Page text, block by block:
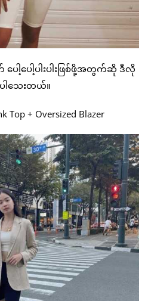
ေါ့ပေါ့ပါးပါးဖြစ်ဖို့အတွက်ဆို ဒီလို
ါသေးတယ်။
Top + Oversized Blazer